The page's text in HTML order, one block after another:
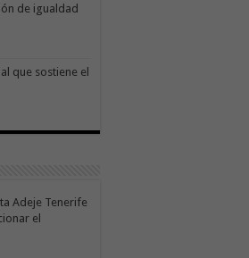
de igualdad
que sostiene el
Adeje Tenerife
el